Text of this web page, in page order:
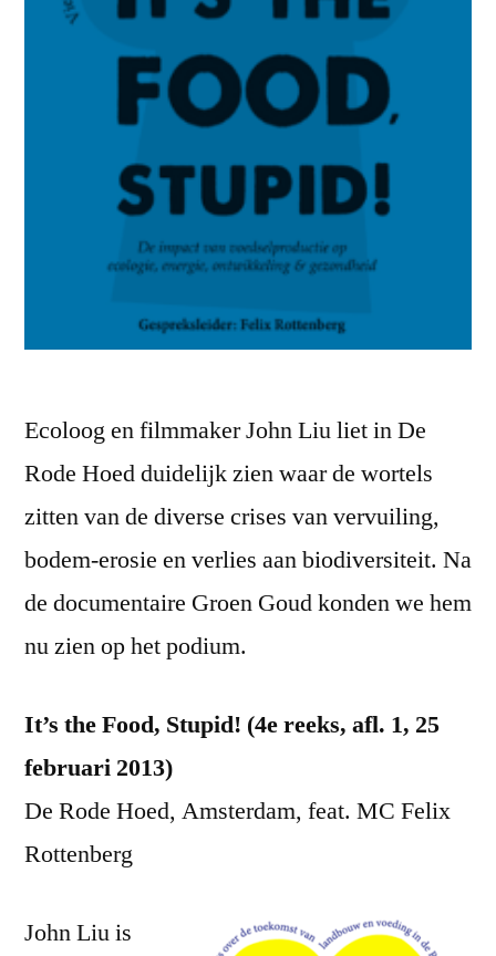
Ecoloog en filmmaker John Liu liet in De
Rode Hoed duidelijk zien waar de wortels
zitten van de diverse crises van vervuiling,
bodem-erosie en verlies aan biodiversiteit. Na
de documentaire Groen Goud konden we hem
nu zien op het podium.
It’s the Food, Stupid! (4e reeks, afl. 1, 25
februari 2013)
De Rode Hoed, Amsterdam, feat. MC Felix
Rottenberg
John Liu is